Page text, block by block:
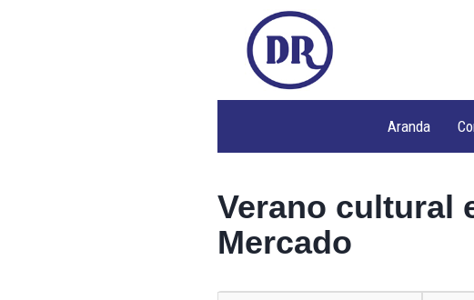
Aranda
Verano cultural
Mercado